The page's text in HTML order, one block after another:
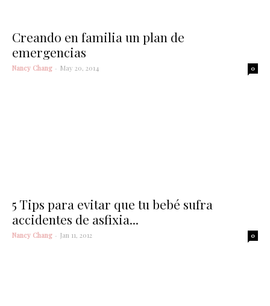
Creando en familia un plan de
emergencias
Nancy Chang - May 20, 2014 0
5 Tips para evitar que tu bebé sufra
accidentes de asfixia...
Nancy Chang - Jan 11, 2012 0